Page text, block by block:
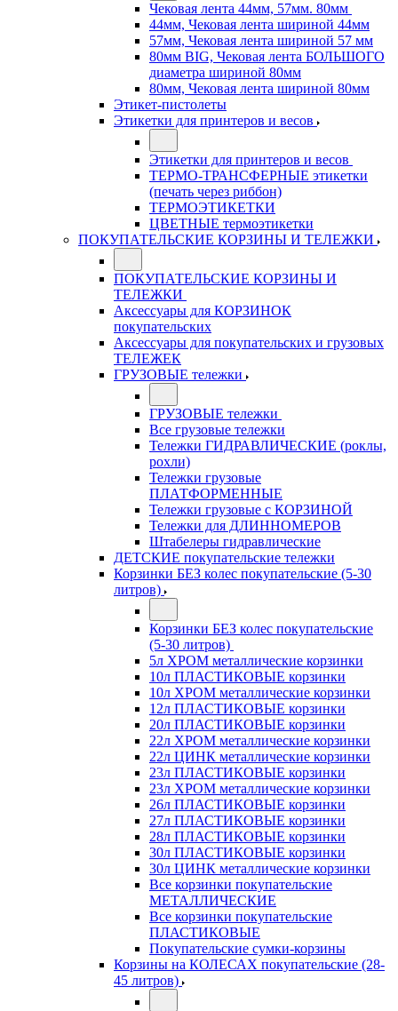
Чековая лента 44мм, 57мм. 80мм
44мм, Чековая лента шириной 44мм
57мм, Чековая лента шириной 57 мм
80мм BIG, Чековая лента БОЛЬШОГО
диаметра шириной 80мм
80мм, Чековая лента шириной 80мм
Этикет-пистолеты
Этикетки для принтеров и весов
Этикетки для принтеров и весов
ТЕРМО-ТРАНСФЕРНЫЕ этикетки
(печать через риббон)
ТЕРМОЭТИКЕТКИ
ЦВЕТНЫЕ термоэтикетки
ПОКУПАТЕЛЬСКИЕ КОРЗИНЫ И ТЕЛЕЖКИ
ПОКУПАТЕЛЬСКИЕ КОРЗИНЫ И
ТЕЛЕЖКИ
Аксессуары для КОРЗИНОК
покупательских
Аксессуары для покупательских и грузовых
ТЕЛЕЖЕК
ГРУЗОВЫЕ тележки
ГРУЗОВЫЕ тележки
Все грузовые тележки
Тележки ГИДРАВЛИЧЕСКИЕ (роклы,
рохли)
Тележки грузовые
ПЛАТФОРМЕННЫЕ
Тележки грузовые с КОРЗИНОЙ
Тележки для ДЛИННОМЕРОВ
Штабелеры гидравлические
ДЕТСКИЕ покупательские тележки
Корзинки БЕЗ колес покупательские (5-30
литров)
Корзинки БЕЗ колес покупательские
(5-30 литров)
5л ХРОМ металлические корзинки
10л ПЛАСТИКОВЫЕ корзинки
10л ХРОМ металлические корзинки
12л ПЛАСТИКОВЫЕ корзинки
20л ПЛАСТИКОВЫЕ корзинки
22л ХРОМ металлические корзинки
22л ЦИНК металлические корзинки
23л ПЛАСТИКОВЫЕ корзинки
23л ХРОМ металлические корзинки
26л ПЛАСТИКОВЫЕ корзинки
27л ПЛАСТИКОВЫЕ корзинки
28л ПЛАСТИКОВЫЕ корзинки
30л ПЛАСТИКОВЫЕ корзинки
30л ЦИНК металлические корзинки
Все корзинки покупательские
МЕТАЛЛИЧЕСКИЕ
Все корзинки покупательские
ПЛАСТИКОВЫЕ
Покупательские сумки-корзины
Корзины на КОЛЕСАХ покупательские (28-
45 литров)